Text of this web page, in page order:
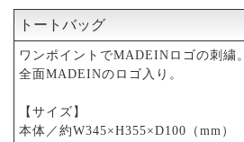
トートバッグ
ワンポイントでMADEINロゴの刺繍。
全面MADEINのロゴ入り。
【サイズ】
本体／約W345×H355×D100（mm）